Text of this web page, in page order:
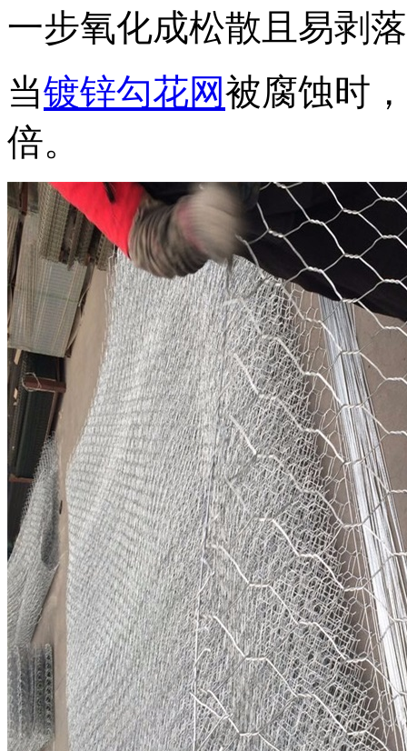
一步氧化成松散且易剥
当镀锌勾花网被腐蚀时
倍。